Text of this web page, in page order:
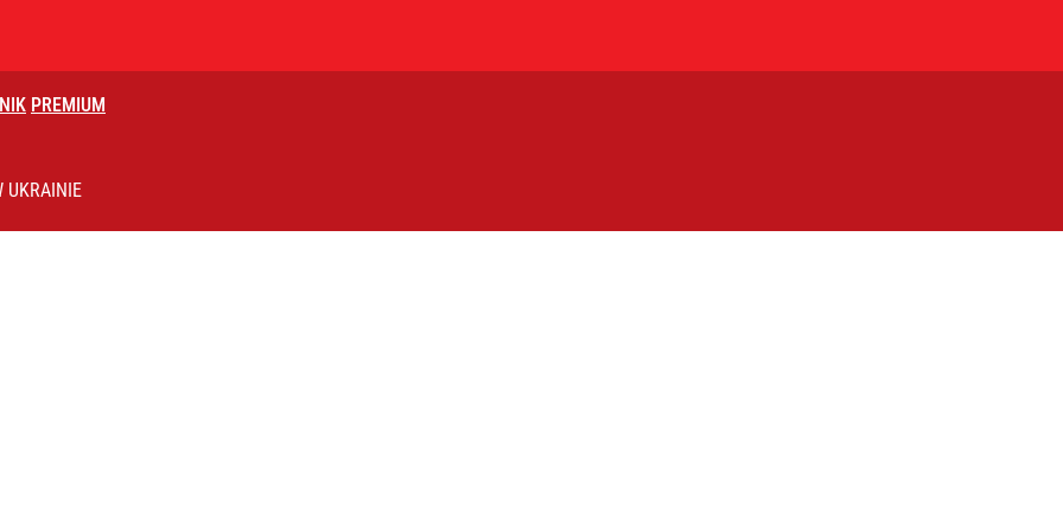
PREMIUM
Poseł PiS: Fascynujące odklejenie
UKRAINIE